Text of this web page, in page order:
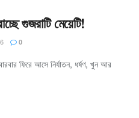
গুজরাটি মেয়েটি!
0
ফিরে আসে নির্যাতন, ধর্ষণ, খুন আর